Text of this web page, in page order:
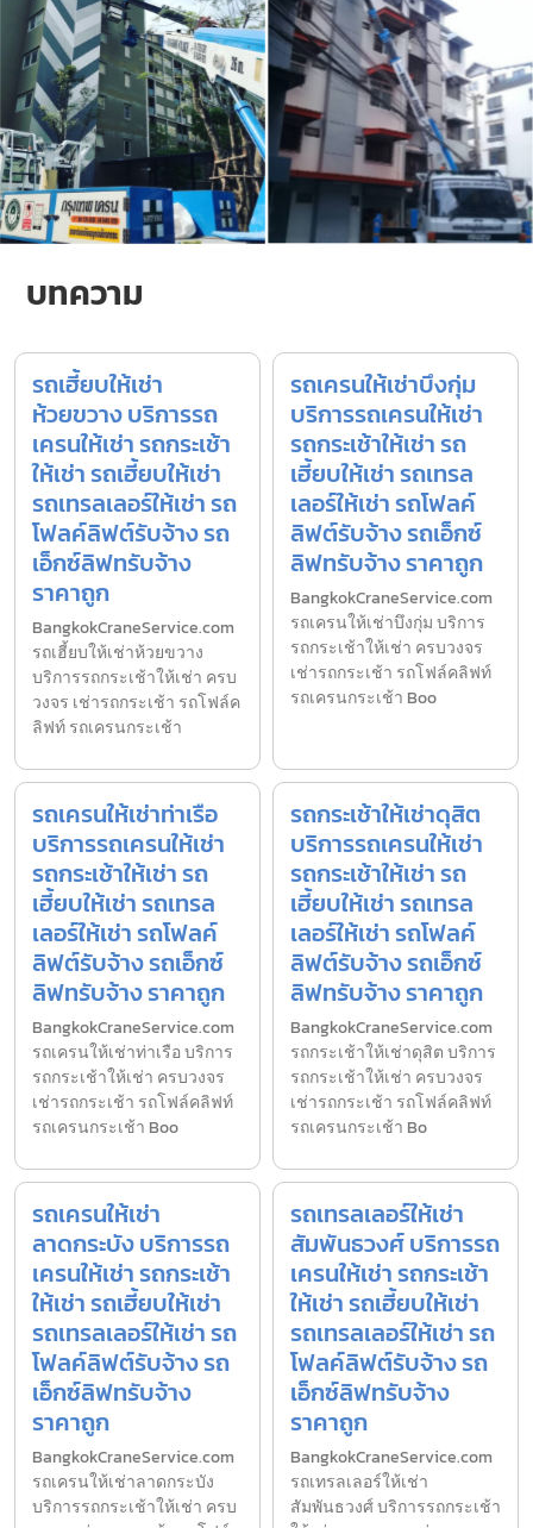
บทความ
รถเฮี้ยบให้เช่า
ห้วยขวาง บริการรถ
เครนให้เช่า รถกระเช้า
ให้เช่า รถเฮี้ยบให้เช่า
รถเทรลเลอร์ให้เช่า รถ
โฟลค์ลิฟต์รับจ้าง รถ
เอ็กซ์ลิฟทรับจ้าง
ราคาถูก
BangkokCraneService.com
รถเฮี้ยบให้เช่าห้วยขวาง
บริการรถกระเช้าให้เช่า ครบ
วงจร เช่ารถกระเช้า รถโฟล์ค
ลิฟท์ รถเครนกระเช้า
รถเครนให้เช่าบึงกุ่ม
บริการรถเครนให้เช่า
รถกระเช้าให้เช่า รถ
เฮี้ยบให้เช่า รถเทรล
เลอร์ให้เช่า รถโฟลค์
ลิฟต์รับจ้าง รถเอ็กซ์
ลิฟทรับจ้าง ราคาถูก
BangkokCraneService.com
รถเครนให้เช่าบึงกุ่ม บริการ
รถกระเช้าให้เช่า ครบวงจร
เช่ารถกระเช้า รถโฟล์คลิฟท์
รถเครนกระเช้า Boo
รถเครนให้เช่าท่าเรือ
บริการรถเครนให้เช่า
รถกระเช้าให้เช่า รถ
เฮี้ยบให้เช่า รถเทรล
เลอร์ให้เช่า รถโฟลค์
ลิฟต์รับจ้าง รถเอ็กซ์
ลิฟทรับจ้าง ราคาถูก
BangkokCraneService.com
รถเครนให้เช่าท่าเรือ บริการ
รถกระเช้าให้เช่า ครบวงจร
เช่ารถกระเช้า รถโฟล์คลิฟท์
รถเครนกระเช้า Boo
รถกระเช้าให้เช่าดุสิต
บริการรถเครนให้เช่า
รถกระเช้าให้เช่า รถ
เฮี้ยบให้เช่า รถเทรล
เลอร์ให้เช่า รถโฟลค์
ลิฟต์รับจ้าง รถเอ็กซ์
ลิฟทรับจ้าง ราคาถูก
BangkokCraneService.com
รถกระเช้าให้เช่าดุสิต บริการ
รถกระเช้าให้เช่า ครบวงจร
เช่ารถกระเช้า รถโฟล์คลิฟท์
รถเครนกระเช้า Bo
รถเครนให้เช่า
ลาดกระบัง บริการรถ
เครนให้เช่า รถกระเช้า
ให้เช่า รถเฮี้ยบให้เช่า
รถเทรลเลอร์ให้เช่า รถ
โฟลค์ลิฟต์รับจ้าง รถ
เอ็กซ์ลิฟทรับจ้าง
ราคาถูก
BangkokCraneService.com
รถเครนให้เช่าลาดกระบัง
บริการรถกระเช้าให้เช่า ครบ
รถเทรลเลอร์ให้เช่า
สัมพันธวงศ์ บริการรถ
เครนให้เช่า รถกระเช้า
ให้เช่า รถเฮี้ยบให้เช่า
รถเทรลเลอร์ให้เช่า รถ
โฟลค์ลิฟต์รับจ้าง รถ
เอ็กซ์ลิฟทรับจ้าง
ราคาถูก
BangkokCraneService.com
รถเทรลเลอร์ให้เช่า
สัมพันธวงศ์ บริการรถกระเช้า